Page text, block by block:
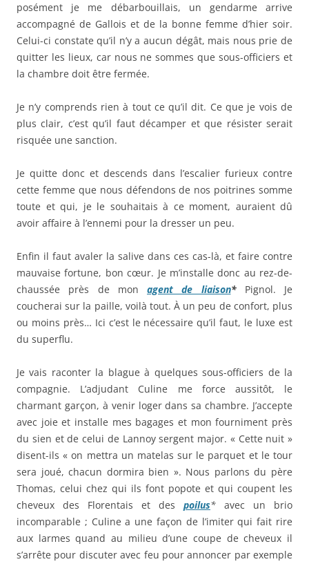
posément je me débarbouillais, un gendarme arrive
accompagné de Gallois et de la bonne femme d’hier soir.
Celui-ci constate qu’il n’y a aucun dégât, mais nous prie de
quitter les lieux, car nous ne sommes que sous-officiers et
la chambre doit être fermée.
Je n’y comprends rien à tout ce qu’il dit. Ce que je vois de
plus clair, c’est qu’il faut décamper et que résister serait
risquée une sanction.
Je quitte donc et descends dans l’escalier furieux contre
cette femme que nous défendons de nos poitrines somme
toute et qui, je le souhaitais à ce moment, auraient dû
avoir affaire à l’ennemi pour la dresser un peu.
Enfin il faut avaler la salive dans ces cas-là, et faire contre
mauvaise fortune, bon cœur. Je m’installe donc au rez-de-
chaussée près de mon agent de liaison*Pignol. Je
coucherai sur la paille, voilà tout. À un peu de confort, plus
ou moins près… Ici c’est le nécessaire qu’il faut, le luxe est
du superflu.
Je vais raconter la blague à quelques sous-officiers de la
compagnie. L’adjudant Culine me force aussitôt, le
charmant garçon, à venir loger dans sa chambre. J’accepte
avec joie et installe mes bagages et mon fourniment près
du sien et de celui de Lannoy sergent major. « Cette nuit »
disent-ils « on mettra un matelas sur le parquet et le tour
sera joué, chacun dormira bien ». Nous parlons du père
Thomas, celui chez qui ils font popote et qui coupent les
cheveux des Florentais et des poilus* avec un brio
incomparable ; Culine a une façon de l’imiter qui fait rire
aux larmes quand au milieu d’une coupe de cheveux il
s’arrête pour discuter avec feu pour annoncer par exemple